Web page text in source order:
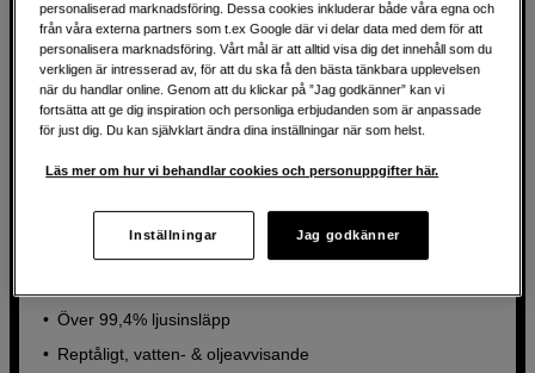
Magnetiskt UV-filter – skydd i toppklass
Kase KW Revolution R-MCUV Magnetic 72mm
Över 99,4% ljusinsläpp
Reptåligt, vatten- & oljeavvisande
personaliserad marknadsföring. Dessa cookies inkluderar både våra egna och
från våra externa partners som t.ex Google där vi delar data med dem för att
personalisera marknadsföring. Vårt mål är att alltid visa dig det innehåll som du
verkligen är intresserad av, för att du ska få den bästa tänkbara upplevelsen
när du handlar online. Genom att du klickar på ”Jag godkänner” kan vi
fortsätta att ge dig inspiration och personliga erbjudanden som är anpassade
för just dig. Du kan självklart ändra dina inställningar när som helst.
Läs mer om hur vi behandlar cookies och personuppgifter här.
Inställningar Jag godkänner